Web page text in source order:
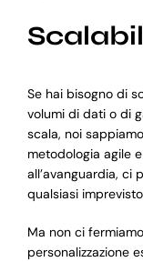
Se hai bisogno di
volumi di dati o di
scala, noi
metodologia agile
all’avanguardia, ci
qualsiasi
Ma non ci
personalizzazione